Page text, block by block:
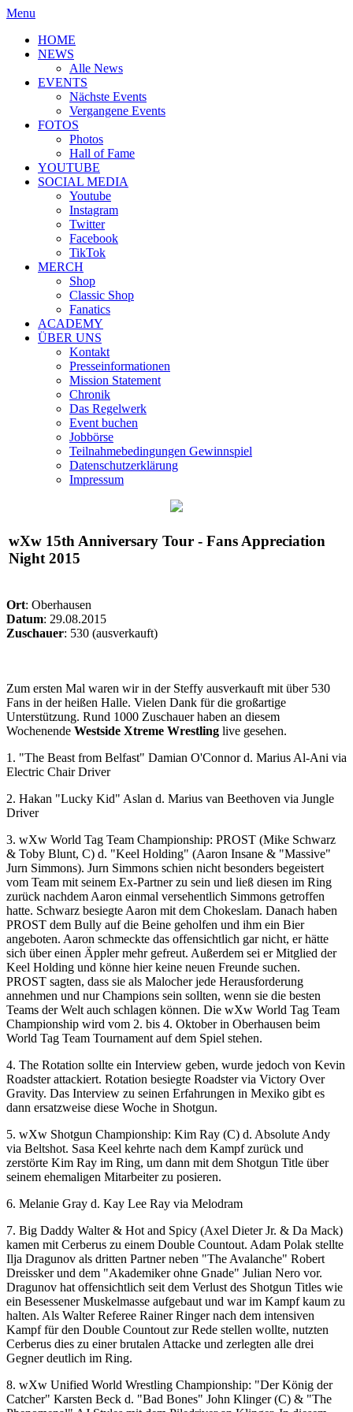
Menu
HOME
NEWS
Alle News
EVENTS
Nächste Events
Vergangene Events
FOTOS
Photos
Hall of Fame
YOUTUBE
SOCIAL MEDIA
Youtube
Instagram
Twitter
Facebook
TikTok
MERCH
Shop
Classic Shop
Fanatics
ACADEMY
ÜBER UNS
Kontakt
Presseinformationen
Mission Statement
Chronik
Das Regelwerk
Event buchen
Jobbörse
Teilnahmebedingungen Gewinnspiel
Datenschutzerklärung
Impressum
wXw 15th Anniversary Tour - Fans Appreciation
Night 2015
Ort: Oberhausen
Datum: 29.08.2015
Zuschauer: 530 (ausverkauft)
Zum ersten Mal waren wir in der Steffy ausverkauft mit über 530
Fans in der heißen Halle. Vielen Dank für die großartige
Unterstützung. Rund 1000 Zuschauer haben an diesem
Wochenende Westside Xtreme Wrestling live gesehen.
1. "The Beast from Belfast" Damian O'Connor d. Marius Al-Ani via
Electric Chair Driver
2. Hakan "Lucky Kid" Aslan d. Marius van Beethoven via Jungle
Driver
3. wXw World Tag Team Championship: PROST (Mike Schwarz
& Toby Blunt, C) d. "Keel Holding" (Aaron Insane & "Massive"
Jurn Simmons). Jurn Simmons schien nicht besonders begeistert
vom Team mit seinem Ex-Partner zu sein und ließ diesen im Ring
zurück nachdem Aaron einmal versehentlich Simmons getroffen
hatte. Schwarz besiegte Aaron mit dem Chokeslam. Danach haben
PROST dem Bully auf die Beine geholfen und ihm ein Bier
angeboten. Aaron schmeckte das offensichtlich gar nicht, er hätte
sich über einen Äppler mehr gefreut. Außerdem sei er Mitglied der
Keel Holding und könne hier keine neuen Freunde suchen.
PROST sagten, dass sie als Malocher jede Herausforderung
annehmen und nur Champions sein sollten, wenn sie die besten
Teams der Welt auch schlagen können. Die wXw World Tag Team
Championship wird vom 2. bis 4. Oktober in Oberhausen beim
World Tag Team Tournament auf dem Spiel stehen.
4. The Rotation sollte ein Interview geben, wurde jedoch von Kevin
Roadster attackiert. Rotation besiegte Roadster via Victory Over
Gravity. Das Interview zu seinen Erfahrungen in Mexiko gibt es
dann ersatzweise diese Woche in Shotgun.
5. wXw Shotgun Championship: Kim Ray (C) d. Absolute Andy
via Beltshot. Sasa Keel kehrte nach dem Kampf zurück und
zerstörte Kim Ray im Ring, um dann mit dem Shotgun Title über
seinem ehemaligen Mitarbeiter zu posieren.
6. Melanie Gray d. Kay Lee Ray via Melodram
7. Big Daddy Walter & Hot and Spicy (Axel Dieter Jr. & Da Mack)
kamen mit Cerberus zu einem Double Countout. Adam Polak stellte
Ilja Dragunov als dritten Partner neben "The Avalanche" Robert
Dreissker und dem "Akademiker ohne Gnade" Julian Nero vor.
Dragunov hat offensichtlich seit dem Verlust des Shotgun Titles wie
ein Besessener Muskelmasse aufgebaut und war im Kampf kaum zu
halten. Als Walter Referee Rainer Ringer nach dem intensiven
Kampf für den Double Countout zur Rede stellen wollte, nutzten
Cerberus dies zu einer brutalen Attacke und zerlegten alle drei
Gegner deutlich im Ring.
8. wXw Unified World Wrestling Championship: "Der König der
Catcher" Karsten Beck d. "Bad Bones" John Klinger (C) & "The